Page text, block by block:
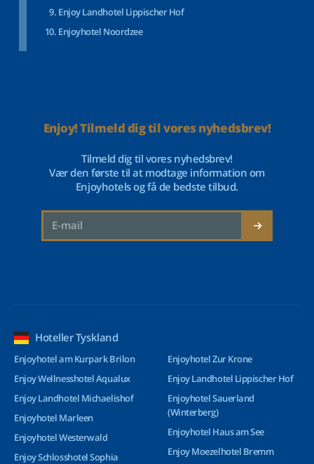
Enjoy Landhotel Lippischer Hof
Enjoyhotel Noordzee
Enjoy! Tilmeld dig til vores nyhedsbrev!
Tilmeld dig til vores nyhedsbrev!
Vær den første til at modtage information om
Enjoyhotels og få de bedste tilbud.
Hoteller Tyskland
Enjoyhotel am Kurpark Brilon
Enjoy Wellnesshotel Aqualux
Enjoy Landhotel Michaelishof
Enjoyhotel Marleen
Enjoyhotel Westerwald
Enjoy Schlosshotel Sophia
Enjoyhotel Zur Krone
Enjoy Landhotel Lippischer Hof
Enjoyhotel Sauerland
(Winterberg)
Enjoyhotel Haus am See
Enjoy Moezelhotel Bremm